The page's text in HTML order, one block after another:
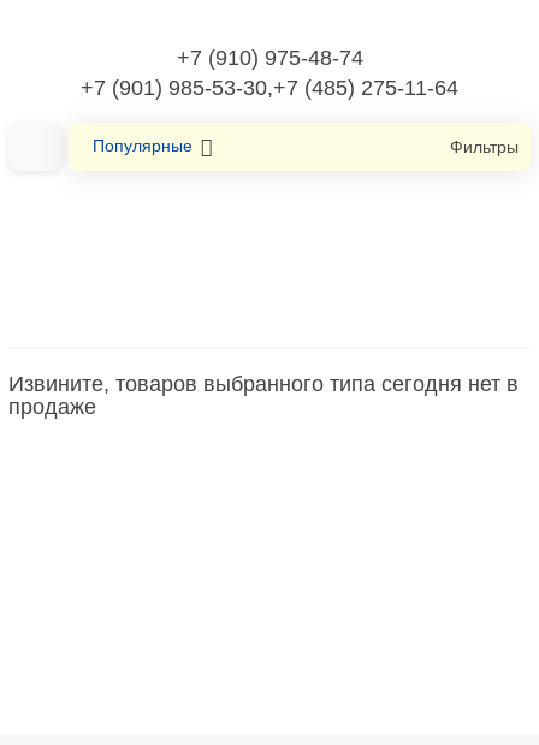
+7 (910) 975-48-74
+7 (901) 985-53-30,+7 (485) 275-11-64
Популярные Фильтры
Светильник направленного света
Извините, товаров выбранного типа сегодня нет в
продаже